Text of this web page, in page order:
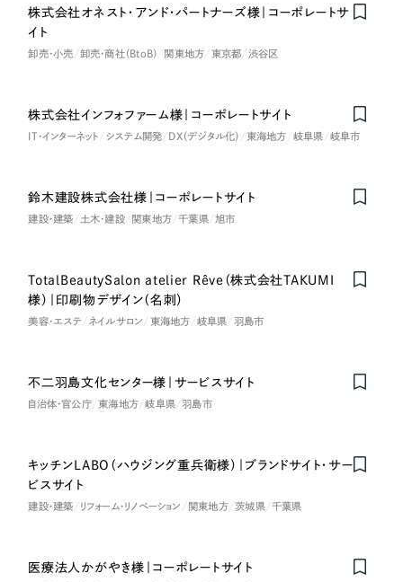
株式会社オネスト・アンド・パートナーズ様｜コーポレートサ
イト
卸売・小売 卸売・商社（BtoB） 関東地方 東京都 渋谷区
株式会社インフォファーム様｜コーポレートサイト
IT・インターネット システム開発 DX（デジタル化） 東海地方 岐阜県 岐阜市
Nominee
鈴木建設株式会社様｜コーポレートサイト
建設・建築 土木・建設 関東地方 千葉県 旭市
TotalBeautySalon atelier Rêve（株式会社TAKUMI
様）｜印刷物デザイン（名刺）
美容・エステ ネイルサロン 東海地方 岐阜県 羽島市
不二羽島文化センター様｜サービスサイト
自治体・官公庁 東海地方 岐阜県 羽島市
キッチンLABO（ハウジング重兵衛様）｜ブランドサイト・サー
ビスサイト
建設・建築 リフォーム・リノベーション 関東地方 茨城県 千葉県
医療法人かがやき様｜コーポレートサイト